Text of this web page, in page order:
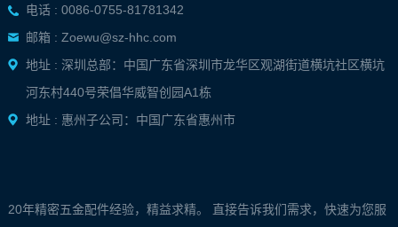
电话 : 0086-0755-81781342
邮箱 : Zoewu@sz-hhc.com
地址 : 深圳总部：中国广东省深圳市龙华区观湖街道横坑社区横坑
河东村440号荣倡华威智创园A1栋
地址 : 惠州子公司：中国广东省惠州市
20年精密五金配件经验，精益求精。 直接告诉我们需求，快速为您服